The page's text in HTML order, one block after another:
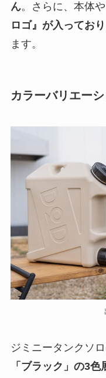
ん。さらに、本体
ロゴ』が入っており
ます。
カラーバリエー
ジミニータンクソ
「ブラック」の3色